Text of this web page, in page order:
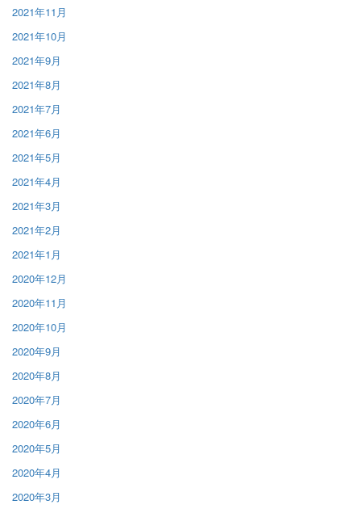
2021年11月
2021年10月
2021年9月
2021年8月
2021年7月
2021年6月
2021年5月
2021年4月
2021年3月
2021年2月
2021年1月
2020年12月
2020年11月
2020年10月
2020年9月
2020年8月
2020年7月
2020年6月
2020年5月
2020年4月
2020年3月